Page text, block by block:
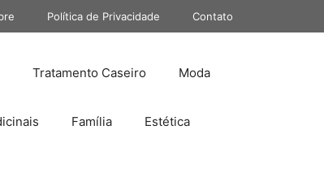
Política de Privacidade Contato
Tratamento Caseiro Moda
Família Estética